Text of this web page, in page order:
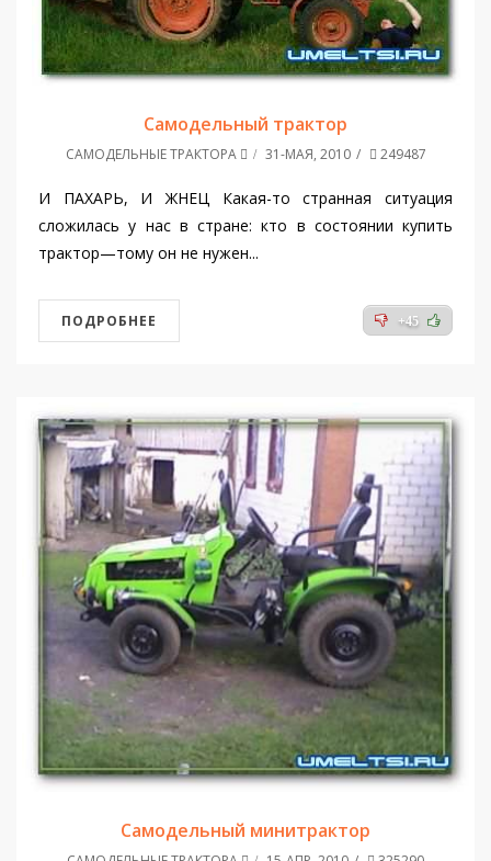
Самодельный трактор
САМОДЕЛЬНЫЕ ТРАКТОРА 31-МАЯ, 2010 249487
И ПАХАРЬ, И ЖНЕЦ Какая-то странная ситуация
сложилась у нас в стране: кто в состоянии купить
трактор—тому он не нужен...
+45
ПОДРОБНЕЕ
Самодельный минитрактор